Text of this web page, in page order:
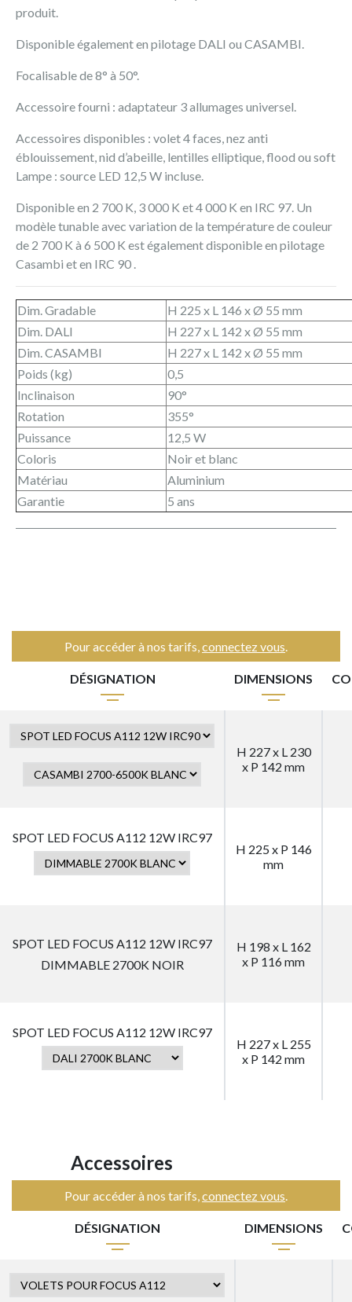
produit.
Disponible également en pilotage DALI ou CASAMBI.
Focalisable de 8° à 50°.
Accessoire fourni : adaptateur 3 allumages universel.
Accessoires disponibles : volet 4 faces, nez anti
éblouissement, nid d’abeille, lentilles elliptique, flood ou soft
Lampe : source LED 12,5 W incluse.
Disponible en 2 700 K, 3 000 K et 4 000 K en IRC 97. Un
modèle tunable avec variation de la température de couleur
de 2 700 K à 6 500 K est également disponible en pilotage
Casambi et en IRC 90 .
Dim. Gradable
H 225 x L 146 x Ø 55 mm
Dim. DALI
H 227 x L 142 x Ø 55 mm
Dim. CASAMBI
H 227 x L 142 x Ø 55 mm
Poids (kg)
0,5
Inclinaison
90°
Rotation
355°
Puissance
12,5 W
Coloris
Noir et blanc
Matériau
Aluminium
Garantie
5 ans
Pour accéder à nos tarifs,connectez vous.
DÉSIGNATION DIMENSIONS
H 227 x L 230
x P 142 mm
SPOT LED FOCUS A112 12W IRC97
H 225 x P 146
mm
SPOT LED FOCUS A112 12W IRC97
DIMMABLE 2700K NOIR
H 198 x L 162
x P 116 mm
SPOT LED FOCUS A112 12W IRC97
H 227 x L 255
x P 142 mm
Accessoires
Pour accéder à nos tarifs,connectez vous.
DÉSIGNATION DIMENSIONS